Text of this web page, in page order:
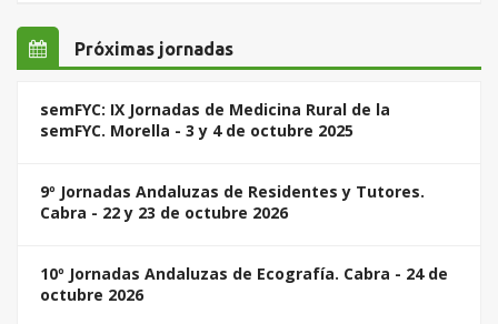
Próximas jornadas
semFYC: IX Jornadas de Medicina Rural de la
semFYC. Morella - 3 y 4 de octubre 2025
9º Jornadas Andaluzas de Residentes y Tutores.
Cabra - 22 y 23 de octubre 2026
10º Jornadas Andaluzas de Ecografía. Cabra - 24 de
octubre 2026